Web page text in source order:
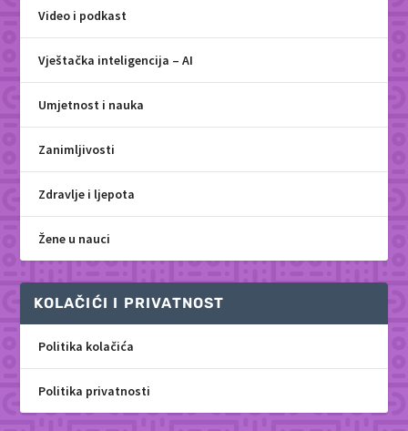
Video i podkast
Vještačka inteligencija – AI
Umjetnost i nauka
Zanimljivosti
Zdravlje i ljepota
Žene u nauci
KOLAČIĆI I PRIVATNOST
Politika kolačića
Politika privatnosti